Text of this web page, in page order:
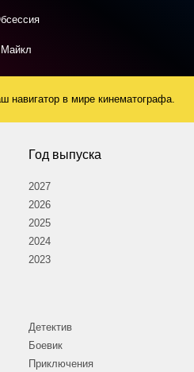
Майкл
навигатор в мире кинематографа.
Год выпуска
2027
2026
2025
2024
2023
Детектив
Боевик
Приключения